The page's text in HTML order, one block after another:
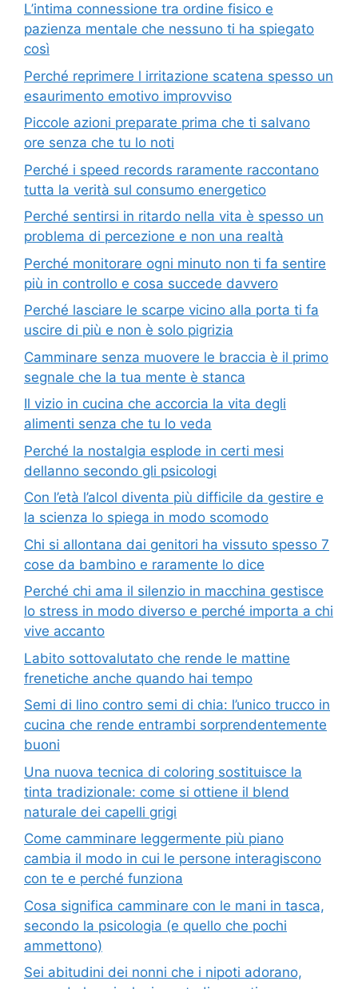
L’intima connessione tra ordine fisico e
pazienza mentale che nessuno ti ha spiegato
così
Perché reprimere l irritazione scatena spesso un
esaurimento emotivo improvviso
Piccole azioni preparate prima che ti salvano
ore senza che tu lo noti
Perché i speed records raramente raccontano
tutta la verità sul consumo energetico
Perché sentirsi in ritardo nella vita è spesso un
problema di percezione e non una realtà
Perché monitorare ogni minuto non ti fa sentire
più in controllo e cosa succede davvero
Perché lasciare le scarpe vicino alla porta ti fa
uscire di più e non è solo pigrizia
Camminare senza muovere le braccia è il primo
segnale che la tua mente è stanca
Il vizio in cucina che accorcia la vita degli
alimenti senza che tu lo veda
Perché la nostalgia esplode in certi mesi
dellanno secondo gli psicologi
Con l’età l’alcol diventa più difficile da gestire e
la scienza lo spiega in modo scomodo
Chi si allontana dai genitori ha vissuto spesso 7
cose da bambino e raramente lo dice
Perché chi ama il silenzio in macchina gestisce
lo stress in modo diverso e perché importa a chi
vive accanto
Labito sottovalutato che rende le mattine
frenetiche anche quando hai tempo
Semi di lino contro semi di chia: l’unico trucco in
cucina che rende entrambi sorprendentemente
buoni
Una nuova tecnica di coloring sostituisce la
tinta tradizionale: come si ottiene il blend
naturale dei capelli grigi
Come camminare leggermente più piano
cambia il modo in cui le persone interagiscono
con te e perché funziona
Cosa significa camminare con le mani in tasca,
secondo la psicologia (e quello che pochi
ammettono)
Sei abitudini dei nonni che i nipoti adorano,